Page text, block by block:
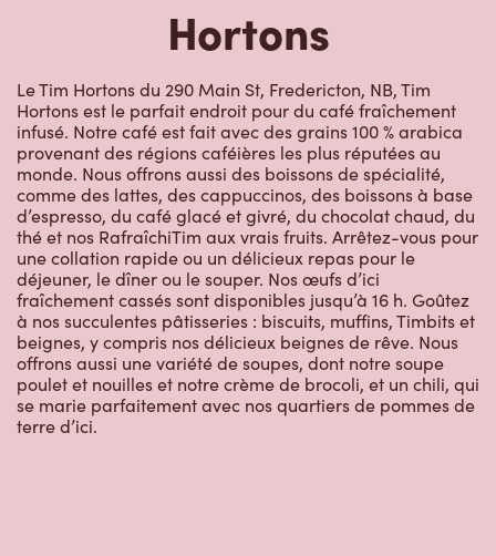
Le Tim Hortons du 290 Main St, Fredericton, NB, Tim
Hortons est le parfait endroit pour du café fraîchement
infusé. Notre café est fait avec des grains 100 % arabica
provenant des régions caféières les plus réputées au
monde. Nous offrons aussi des boissons de spécialité,
comme des lattes, des cappuccinos, des boissons à base
d’espresso, du café glacé et givré, du chocolat chaud, du
thé et nos RafraîchiTim aux vrais fruits. Arrêtez-vous pour
une collation rapide ou un délicieux repas pour le
déjeuner, le dîner ou le souper. Nos œufs d’ici
fraîchement cassés sont disponibles jusqu’à 16 h. Goûtez
à nos succulentes pâtisseries : biscuits, muffins, Timbits et
beignes, y compris nos délicieux beignes de rêve. Nous
offrons aussi une variété de soupes, dont notre soupe
poulet et nouilles et notre crème de brocoli, et un chili, qui
se marie parfaitement avec nos quartiers de pommes de
terre d’ici.